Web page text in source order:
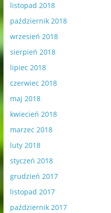
listopad 2018
październik 2018
wrzesień 2018
sierpień 2018
lipiec 2018
czerwiec 2018
maj 2018
kwiecień 2018
marzec 2018
luty 2018
styczeń 2018
grudzień 2017
listopad 2017
październik 2017